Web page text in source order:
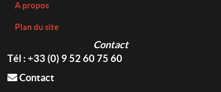
A propos
Plan du site
Contact
Tél : +33 (0) 9 52 60 75 60
Contact